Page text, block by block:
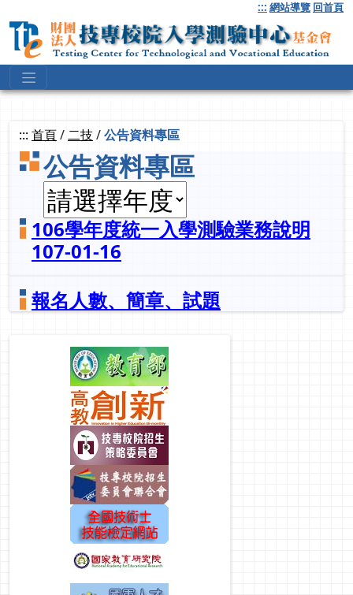
到
要
::: 網站導覽 回首頁
::: 首頁/二技/公告資料專區
公告資料專區
106學年度統一入學測驗業務說明
107-01-16
報名人數、簡章、試題